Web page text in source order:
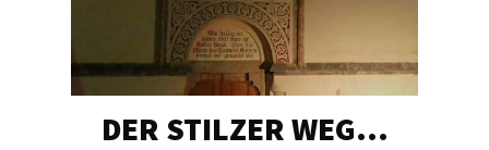
DER STILZER WEG…